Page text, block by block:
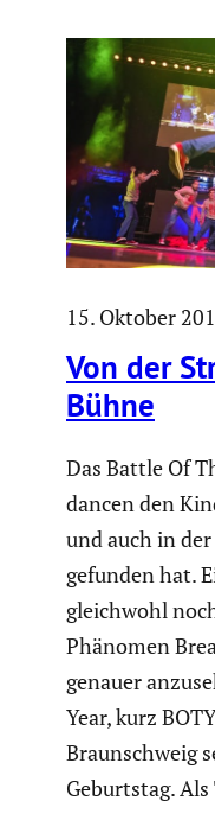
15. Oktober
Von der
Bühne
Das Battle Of
dancen den
und auch in
gefunden hat.
gleich­wohl
Phänomen
genauer
Year, kurz
Braun­schweig
Geburtstag.